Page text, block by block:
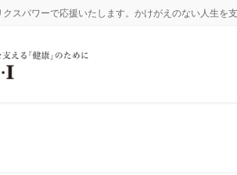
スパワーで応援いたします。かけがえのない人生を支